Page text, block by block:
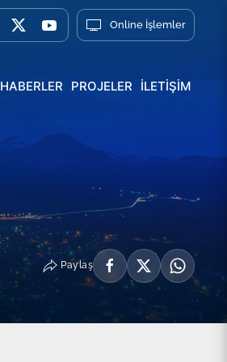
Online İşlemler
HABERLER PROJELER İLETİŞİM
Paylaş